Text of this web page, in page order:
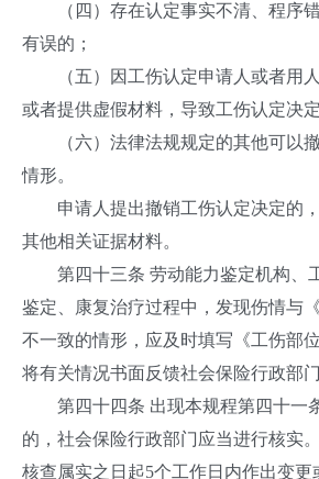
（四）存在认定事实不清、程序错
有误的；
（五）因工伤认定申请人或者用人
或者提供虚假材料，导致工伤认定决
（六）法律法规规定的其他可以撤
情形。
申请人提出撤销工伤认定决定的，
其他相关证据材料。
第四十三条 劳动能力鉴定机构、
鉴定、康复治疗过程中，发现伤情与
不一致的情形，应及时填写《工伤部
将有关情况书面反馈社会保险行政部门
第四十四条 出现本规程第四十一
的，社会保险行政部门应当进行核实
核查属实之日起5个工作日内作出变